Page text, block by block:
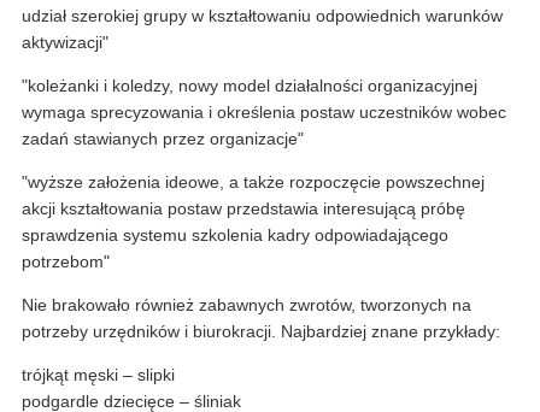
udział szerokiej grupy w kształtowaniu odpowiednich warunków
aktywizacji"
"koleżanki i koledzy, nowy model działalności organizacyjnej
wymaga sprecyzowania i określenia postaw uczestników wobec
zadań stawianych przez organizacje"
"wyższe założenia ideowe, a także rozpoczęcie powszechnej
akcji kształtowania postaw przedstawia interesującą próbę
sprawdzenia systemu szkolenia kadry odpowiadającego
potrzebom"
Nie brakowało również zabawnych zwrotów, tworzonych na
potrzeby urzędników i biurokracji. Najbardziej znane przykłady:
trójkąt męski – slipki
podgardle dziecięce – śliniak